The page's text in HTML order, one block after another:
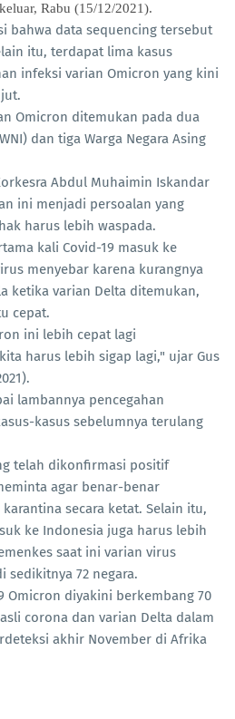
Rabu (15/12/2021).
bahwa data sequencing tersebut
itu, terdapat lima kasus
infeksi varian Omicron yang kini
Omicron ditemukan pada dua
dan tiga Warga Negara Asing
Abdul Muhaimin Iskandar
ini menjadi persoalan yang
harus lebih waspada.
kali Covid-19 masuk ke
menyebar karena kurangnya
ketika varian Delta ditemukan,
cepat.
ini lebih cepat lagi
harus lebih sigap lagi," ujar Gus
lambannya pencegahan
kasus sebelumnya terulang
telah dikonfirmasi positif
agar benar-benar
secara ketat. Selain itu,
ke Indonesia juga harus lebih
saat ini varian virus
sedikitnya 72 negara.
Omicron diyakini berkembang 70
corona dan varian Delta dalam
akhir November di Afrika